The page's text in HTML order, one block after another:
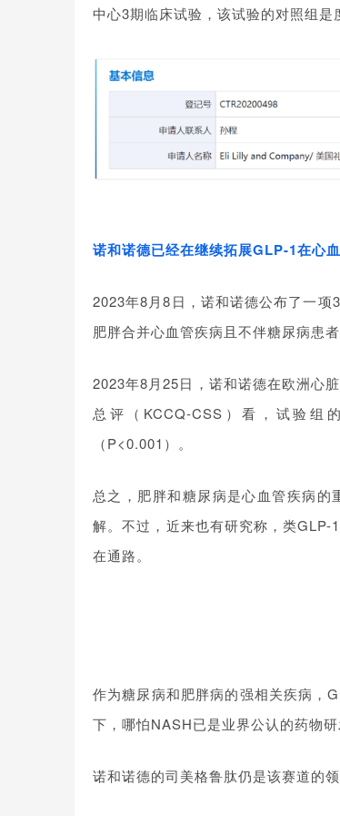
中心3期临床试验，该试验的对照组是
诺和诺德已经在继续拓展GLP-1在心
2023年8月8日，诺和诺德公布了一项
肥胖合并心血管疾病且不伴糖尿病患
2023年8月25日，诺和诺德在欧洲心
总评（ KCCQ-CSS ）看，试验组
（P<0.001）。
总之，肥胖和糖尿病是心血管疾病
解。不过，近来也有研究称，类
在通路。
作为糖尿病和肥胖病的强相关疾病，
下，哪怕NASH已是业界公认的药物
诺和诺德的司美格鲁肽仍是该赛道的